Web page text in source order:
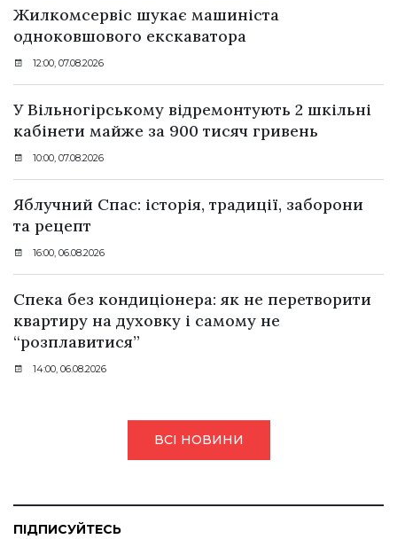
Жилкомсервіс шукає машиніста
одноковшового екскаватора
12:00, 07.08.2026
У Вільногірському відремонтують 2 шкільні
кабінети майже за 900 тисяч гривень
10:00, 07.08.2026
Яблучний Спас: історія, традиції, заборони
та рецепт
16:00, 06.08.2026
Спека без кондиціонера: як не перетворити
квартиру на духовку і самому не
“розплавитися”
14:00, 06.08.2026
ВСІ НОВИНИ
ПІДПИСУЙТЕСЬ